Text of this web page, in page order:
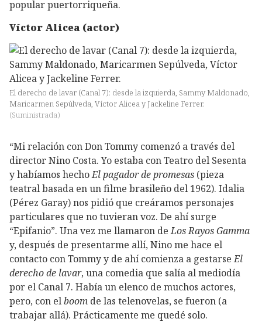
popular puertorriqueña.
Víctor Alicea (actor)
El derecho de lavar (Canal 7): desde la izquierda, Sammy Maldonado,
Maricarmen Sepúlveda, Víctor Alicea y Jackeline Ferrer.
(Suministrada)
“Mi relación con Don Tommy comenzó a través del
director Nino Costa. Yo estaba con Teatro del Sesenta
y habíamos hechoEl pagador de promesas (pieza
teatral basada en un filme brasileño del 1962). Idalia
(Pérez Garay) nos pidió que creáramos personajes
particulares que no tuvieran voz. De ahí surge
“Epifanio”. Una vez me llamaron deLos Rayos Gamma
y, después de presentarme allí, Nino me hace el
contacto con Tommy y de ahí comienza a gestarseEl
derecho de lavar, una comedia que salía al mediodía
por el Canal 7. Había un elenco de muchos actores,
pero, con elboom de las telenovelas, se fueron (a
trabajar allá). Prácticamente me quedé solo.